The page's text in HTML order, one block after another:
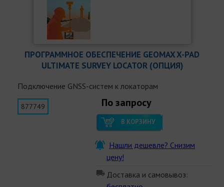
ПРОГРАММНОЕ ОБЕСПЕЧЕНИЕ GEOMAX X-PAD
ULTIMATE SURVEY LOCATOR (ОПЦИЯ)
Подключение GNSS-систем к локаторам
По запросу
В КОРЗИНУ
Нашли дешевле? Снизим
цену!
Доставка и самовывоз:
877749